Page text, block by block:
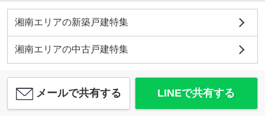
湘南エリアの新築戸建特集
湘南エリアの中古戸建特集
メールで共有する LINEで共有する